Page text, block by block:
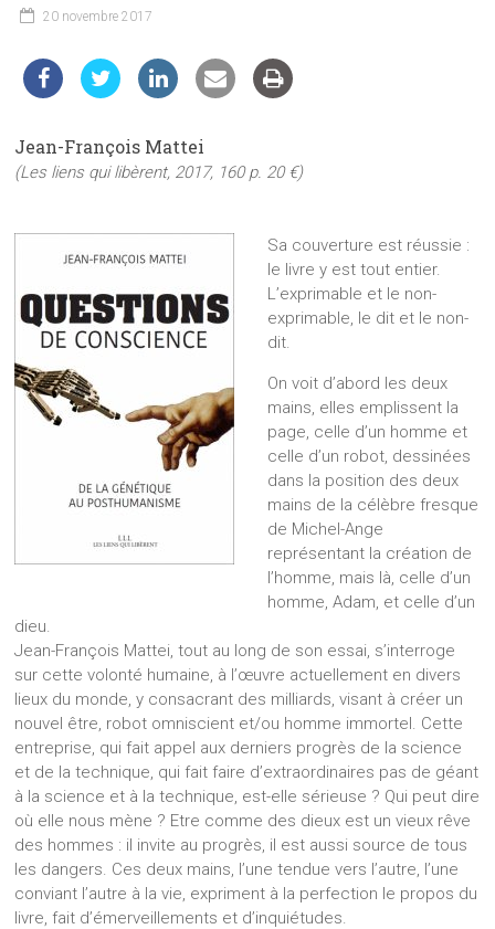
du
20 novembre 2017
Jean-François Mattei
(Les liens qui libèrent, 2017, 160 p. 20 €)
Sa couverture est réussie :
le livre y est tout entier.
L’exprimable et le non-
exprimable, le dit et le non-
dit.
On voit d’abord les deux
mains, elles emplissent la
page, celle d’un homme et
celle d’un robot, dessinées
dans la position des deux
mains de la célèbre fresque
de Michel-Ange
représentant la création de
l’homme, mais là, celle d’un
homme, Adam, et celle d’un
dieu.
Jean-François Mattei, tout au long de son essai, s’interroge
sur cette volonté humaine, à l’œuvre actuellement en divers
lieux du monde, y consacrant des milliards, visant à créer un
nouvel être, robot omniscient et/ou homme immortel. Cette
entreprise, qui fait appel aux derniers progrès de la science
et de la technique, qui fait faire d’extraordinaires pas de géant
à la science et à la technique, est-elle sérieuse ? Qui peut dire
où elle nous mène ? Etre comme des dieux est un vieux rêve
des hommes : il invite au progrès, il est aussi source de tous
les dangers. Ces deux mains, l’une tendue vers l’autre, l’une
conviant l’autre à la vie, expriment à la perfection le propos du
livre, fait d’émerveillements et d’inquiétudes.